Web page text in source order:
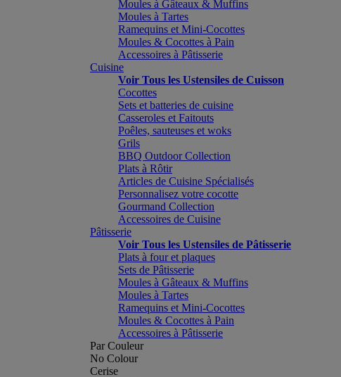
Moules à Gâteaux & Muffins
Moules à Tartes
Ramequins et Mini-Cocottes
Moules & Cocottes à Pain
Accessoires à Pâtisserie
Cuisine
Voir Tous les Ustensiles de Cuisson
Cocottes
Sets et batteries de cuisine
Casseroles et Faitouts
Poêles, sauteuses et woks
Grils
BBQ Outdoor Collection
Plats à Rôtir
Articles de Cuisine Spécialisés
Personnalisez votre cocotte
Gourmand Collection
Accessoires de Cuisine
Pâtisserie
Voir Tous les Ustensiles de Pâtisserie
Plats à four et plaques
Sets de Pâtisserie
Moules à Gâteaux & Muffins
Moules à Tartes
Ramequins et Mini-Cocottes
Moules & Cocottes à Pain
Accessoires à Pâtisserie
Par Couleur
No Colour
Cerise